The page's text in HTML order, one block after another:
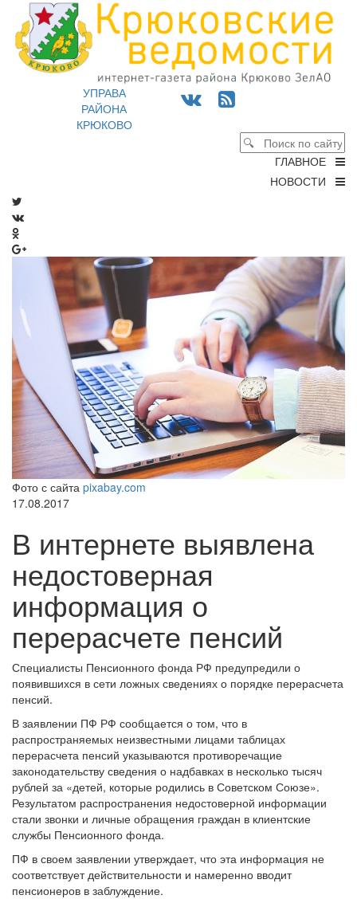
УПРАВА
РАЙОНА
КРЮКОВО
ГЛАВНОЕ
НОВОСТИ
Фото с сайта pixabay.com
17.08.2017
В интернете выявлена
недостоверная
информация о
перерасчете пенсий
Специалисты Пенсионного фонда РФ предупредили о
появившихся в сети ложных сведениях о порядке перерасчета
пенсий.
В заявлении ПФ РФ сообщается о том, что в
распространяемых неизвестными лицами таблицах
перерасчета пенсий указываются противоречащие
законодательству сведения о надбавках в несколько тысяч
рублей за «детей, которые родились в Советском Союзе».
Результатом распространения недостоверной информации
стали звонки и личные обращения граждан в клиентские
службы Пенсионного фонда.
ПФ в своем заявлении утверждает, что эта информация не
соответствует действительности и намеренно вводит
пенсионеров в заблуждение.